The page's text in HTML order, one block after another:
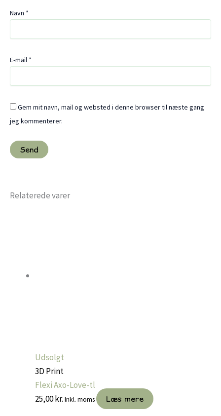
Navn *
E-mail *
Gem mit navn, mail og websted i denne browser til næste gang
jeg kommenterer.
Relaterede varer
Udsolgt
3D Print
Flexi Axo-Love-tl
25,00kr. Inkl. moms Læs mere